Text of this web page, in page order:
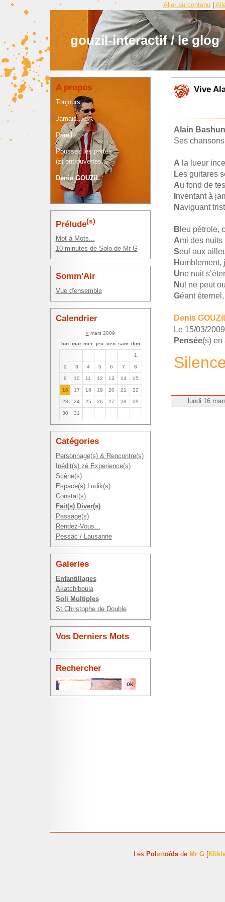
gouzil-interactif / le glog
Aller au contenu|
Vive
Alain
Ses
A la lueur
Les guitares
Au fond de
Inventant à
Naviguant
Bleu pétrole,
Ami des nuits
Seul aux
Humblement,
Une nuit
Nul ne peut
Géant
Denis
Le 15/03/
Pensée(s) en
lundi 16
A propos
Toujours...
Jamais...
Pareil...
Poussez les portes
(z) entrouvertes...
Denis GOUZiL
Prélude(s)
Mot à Mots...
10 minutes de Solo de Mr G
Somm'Air
Vue d'ensemble
Calendrier
« mars 2009
lun mar mer jeu ven sam dim
1
2 3 4 5 6 7 8
9 10 11 12 13 14 15
16 17 18 19 20 21 22
23 24 25 26 27 28 29
30 31
Catégories
Personnage(s) & Rencontre(s)
Inédit(s) zé Experience(s)
Scène(s)
Espace(s) Ludik(s)
Constat(s)
Fait(s) Diver(s)
Passage(s)
Rendez-Vous...
Pessac / Lausanne
Galeries
Enfantillages
Akatchiboula
Soli Multiples
St Christophe de Double
Vos Derniers Mots
Rechercher
Les Polartoïdsde Mr G[